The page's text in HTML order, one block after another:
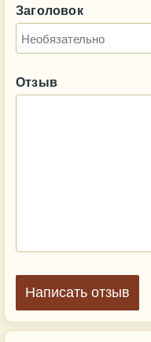
Заголовок
Отзыв
Написать отзыв